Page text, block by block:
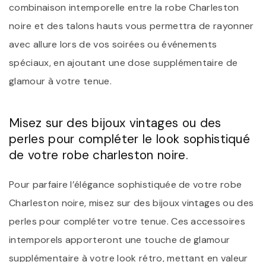
combinaison intemporelle entre la robe Charleston
noire et des talons hauts vous permettra de rayonner
avec allure lors de vos soirées ou événements
spéciaux, en ajoutant une dose supplémentaire de
glamour à votre tenue.
Misez sur des bijoux vintages ou des
perles pour compléter le look sophistiqué
de votre robe charleston noire.
Pour parfaire l’élégance sophistiquée de votre robe
Charleston noire, misez sur des bijoux vintages ou des
perles pour compléter votre tenue. Ces accessoires
intemporels apporteront une touche de glamour
supplémentaire à votre look rétro, mettant en valeur